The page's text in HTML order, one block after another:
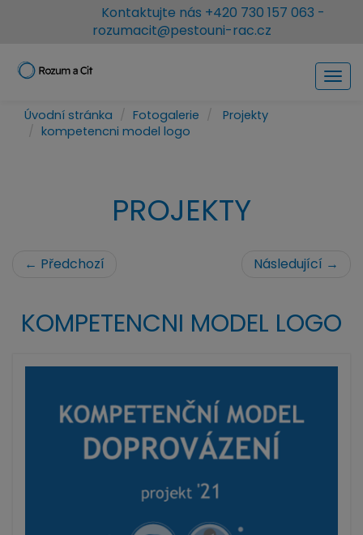
Kontaktujte nás +420 730 157 063 -
rozumacit@pestouni-rac.cz
Úvodní stránka Fotogalerie
Projekty
kompetencni model logo
PROJEKTY
← Předchozí Následující →
KOMPETENCNI MODEL LOGO